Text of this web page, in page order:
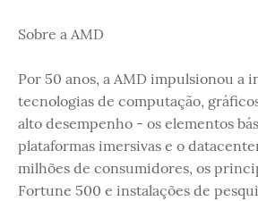
Sobre a AMD
Por 50 anos, a AMD impulsionou a
tecnologias de computação,
alto desempenho - os elementos
plataformas imersivas e o
milhões de consumidores, os
Fortune 500 e instalações de